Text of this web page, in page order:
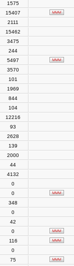
1575
15407
2111
15462
3475
244
5497
3570
101
1969
844
104
12216
93
2628
139
2000
44
4132
0
0
348
0
42
0
116
0
75